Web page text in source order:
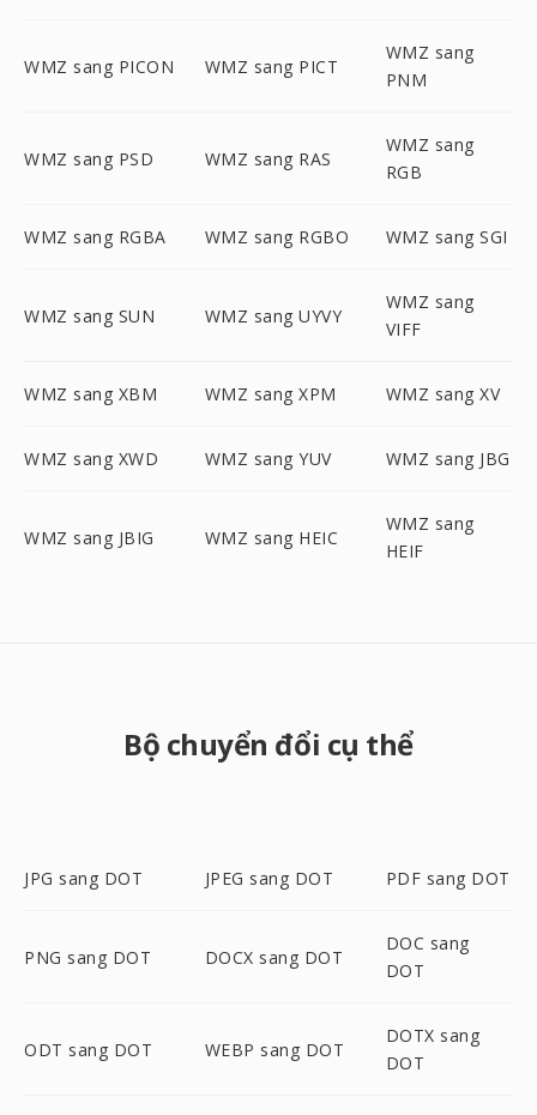
WMZ sang PICON WMZ sang PICT
WMZ sang
PNM
WMZ sang PSD WMZ sang RAS
WMZ sang
RGB
WMZ sang RGBA WMZ sang RGBO WMZ sang SGI
WMZ sang SUN WMZ sang UYVY
WMZ sang
VIFF
WMZ sang XBM WMZ sang XPM WMZ sang XV
WMZ sang XWD WMZ sang YUV WMZ sang JBG
WMZ sang JBIG WMZ sang HEIC
WMZ sang
HEIF
Bộ chuyển đổi cụ thể
JPG sang DOT JPEG sang DOT PDF sang DOT
PNG sang DOT DOCX sang DOT
DOC sang
DOT
ODT sang DOT WEBP sang DOT
DOTX sang
DOT